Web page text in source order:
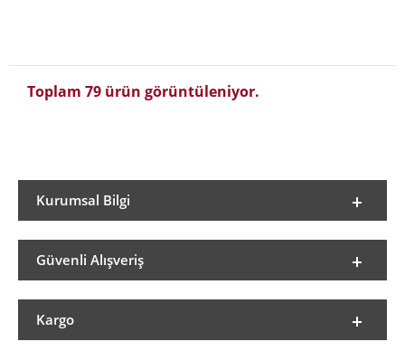
Toplam 79 ürün görüntüleniyor.
Kurumsal Bilgi
Güvenli Alışveriş
Kargo